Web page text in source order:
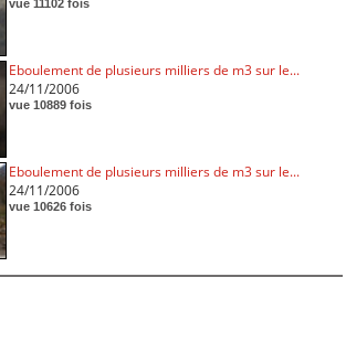
vue 11102 fois
Eboulement de plusieurs milliers de m3 sur le...
24/11/2006
vue 10889 fois
Eboulement de plusieurs milliers de m3 sur le...
24/11/2006
vue 10626 fois